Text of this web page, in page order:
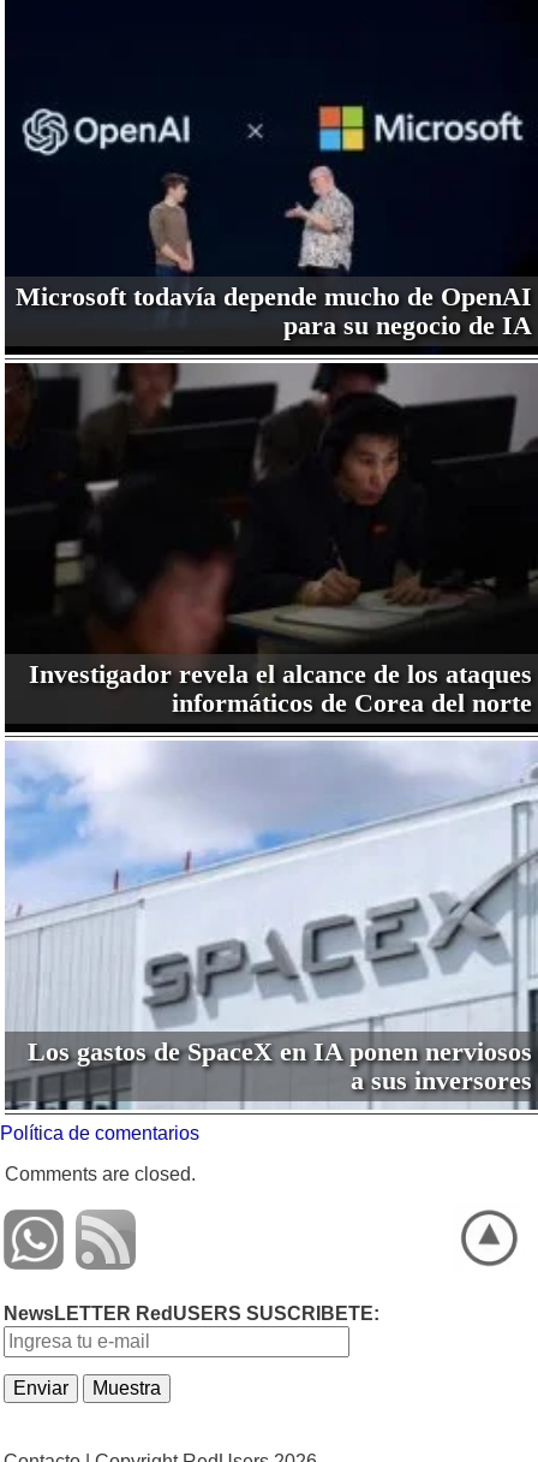
Microsoft todavía depende mucho de OpenAI
para su negocio de IA
Investigador revela el alcance de los ataques
informáticos de Corea del norte
Los gastos de SpaceX en IA ponen nerviosos
a sus inversores
Política de comentarios
Comments are closed.
NewsLETTER RedUSERS SUSCRIBETE: